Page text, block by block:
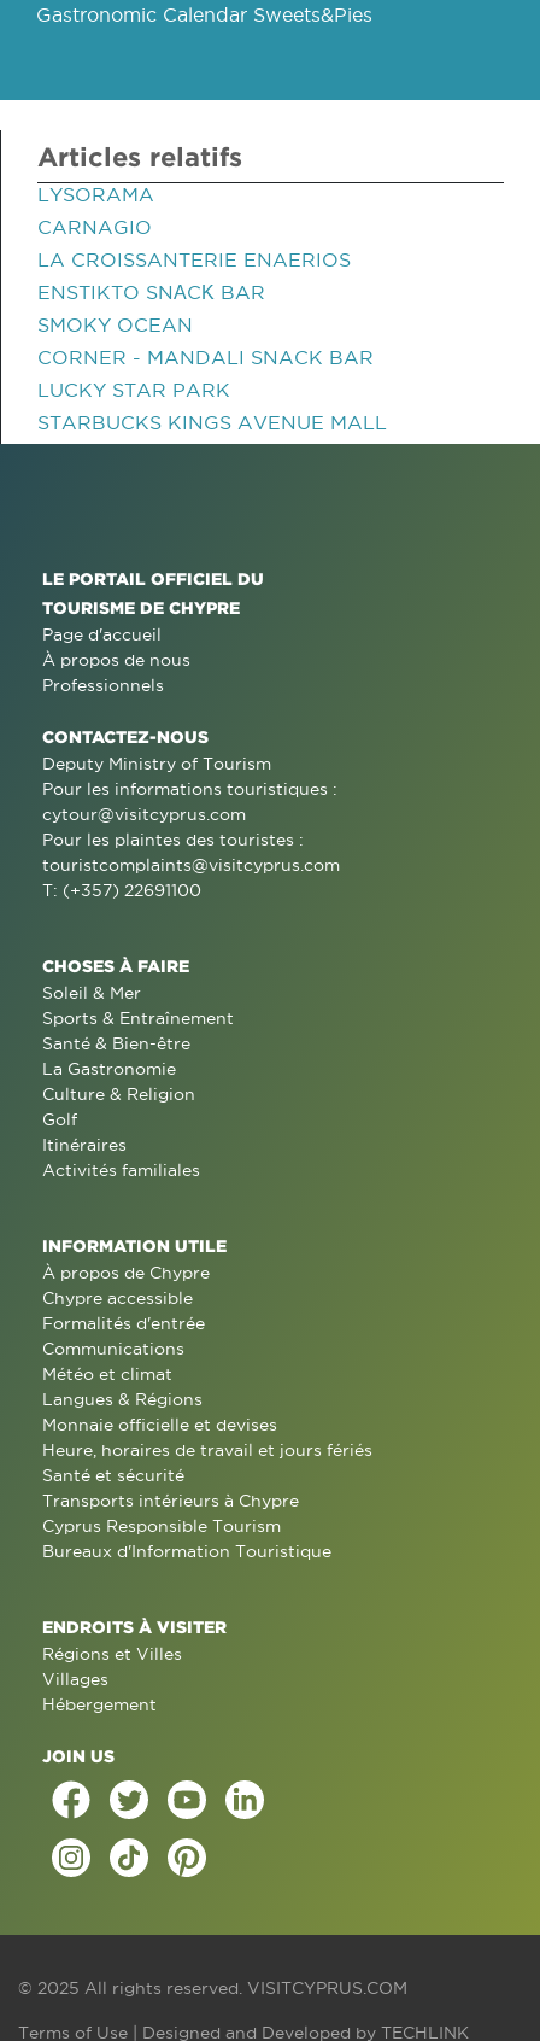
Gastronomic Calendar Sweets&Pies
Articles relatifs
LYSORAMA
CARNAGIO
LA CROISSANTERIE ENAERIOS
ENSTIKTO SNΑCΚ BAR
SMOKY OCEAN
CORNER - MANDALI SNACK BAR
LUCKY STAR PARK
STARBUCKS KINGS AVENUE MALL
LE PORTAIL OFFICIEL DU
TOURISME DE CHYPRE
Page d'accueil
À propos de nous
Professionnels
CONTACTEZ-NOUS
Deputy Ministry of Tourism
Pour les informations touristiques :
cytour@visitcyprus.com
Pour les plaintes des touristes :
touristcomplaints@visitcyprus.com
T: (+357) 22691100
CHOSES À FAIRE
Soleil & Mer
Sports & Entraînement
Santé & Bien-être
La Gastronomie
Culture & Religion
Golf
Itinéraires
Activités familiales
INFORMATION UTILE
À propos de Chypre
Chypre accessible
Formalités d'entrée
Communications
Météo et climat
Langues & Régions
Monnaie officielle et devises
Heure, horaires de travail et jours fériés
Santé et sécurité
Transports intérieurs à Chypre
Cyprus Responsible Tourism
Bureaux d'Information Touristique
ENDROITS À VISITER
Régions et Villes
Villages
Hébergement
JOIN US
© 2025 All rights reserved. VISITCYPRUS.COM
Terms of Use | Designed and Developed by TECHLINK